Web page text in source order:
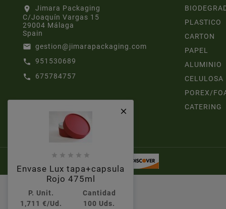

    
Envase Lux tapa+capsula
Rojo 475ml
P. Unit.
Cantidad
1,711 €/Ud.
100 Uds.
location_on
Jimara Packaging
C/Joaquín Vargas 15
29004 Málaga
Spain
email gestion@jimarapackaging.com
call 951530689
call 675784757
PLASTICO
CARTON
PAPEL
ALUMINIO
CELULOSA
POREX/
CATERING